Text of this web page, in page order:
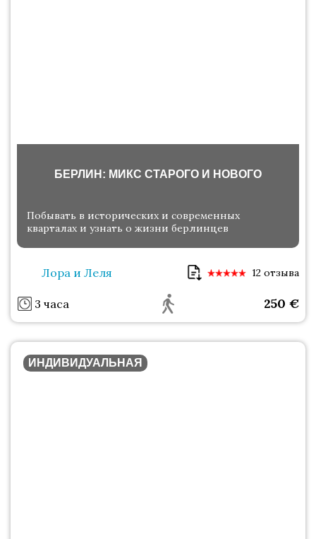
БЕРЛИН: МИКС СТАРОГО И НОВОГО
Побывать в исторических и современных
кварталах и узнать о жизни берлинцев
Лора и Леля 12 отзыва
3 часа 250 €
ИНДИВИДУАЛЬНАЯ